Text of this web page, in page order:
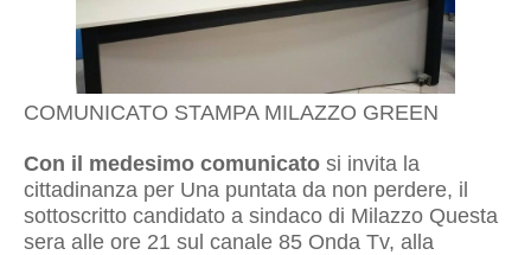
COMUNICATO STAMPA MILAZZO GREEN
Con il medesimo comunicato si invita la
cittadinanza per Una puntata da non perdere, il
sottoscritto candidato a sindaco di Milazzo Questa
sera alle ore 21 sul canale 85 Onda Tv, alla